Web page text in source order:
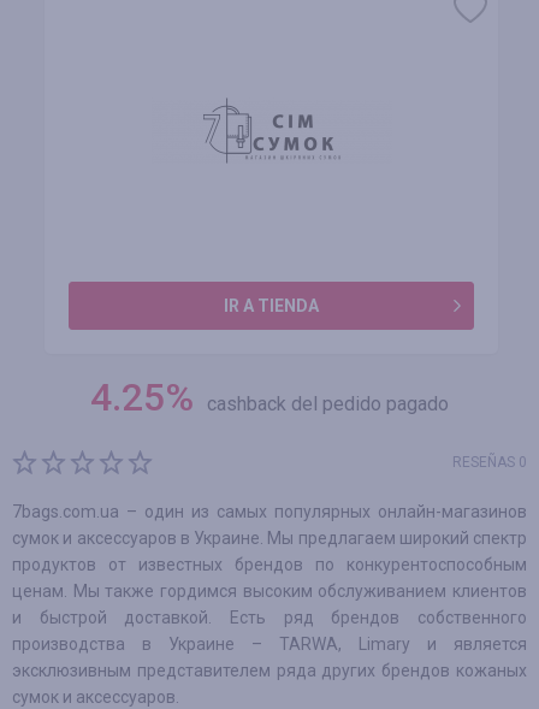
IR A TIENDA
4.25% cashback del pedido pagado
RESEÑAS 0
7bags.com.ua – один из самых популярных онлайн-магазинов
сумок и аксессуаров в Украине. Мы предлагаем широкий спектр
продуктов от известных брендов по конкурентоспособным
ценам. Мы также гордимся высоким обслуживанием клиентов
и быстрой доставкой. Есть ряд брендов собственного
производства в Украине – TARWA, Limary и является
эксклюзивным представителем ряда других брендов кожаных
сумок и аксессуаров.